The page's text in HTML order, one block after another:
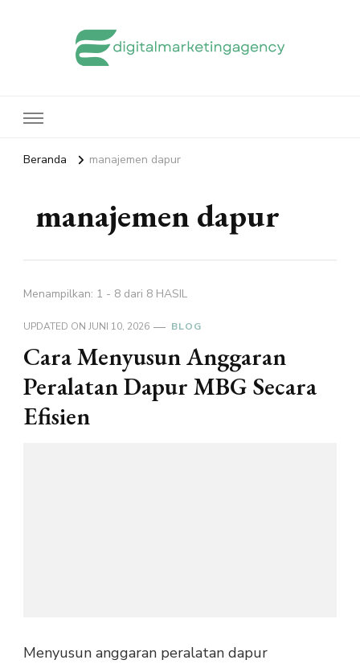
Beranda manajemen dapur
manajemen dapur
Menampilkan: 1 - 8 dari 8 HASIL
UPDATED ON JUNI 10, 2026 BLOG
Cara Menyusun Anggaran
Peralatan Dapur MBG Secara
Efisien
Menyusun anggaran peralatan dapur